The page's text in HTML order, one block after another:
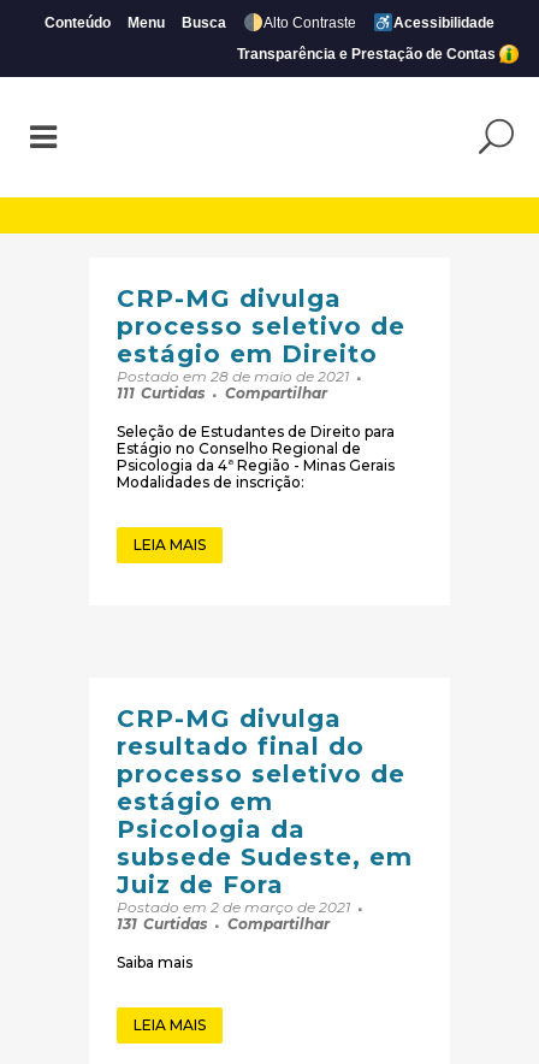
Conteúdo Menu Busca Alto Contraste
Acessibilidade
Transparência e Prestação de Contas
CRP-MG divulga
processo seletivo de
estágio em Direito
Postado em 28 de maio de 2021
111 Curtidas Compartilhar
Seleção de Estudantes de Direito para
Estágio no Conselho Regional de
Psicologia da 4ª Região - Minas Gerais
Modalidades de inscrição:
LEIA MAIS
CRP-MG divulga
resultado final do
processo seletivo de
estágio em
Psicologia da
subsede Sudeste, em
Juiz de Fora
Postado em 2 de março de 2021
131 Curtidas Compartilhar
Saiba mais
LEIA MAIS